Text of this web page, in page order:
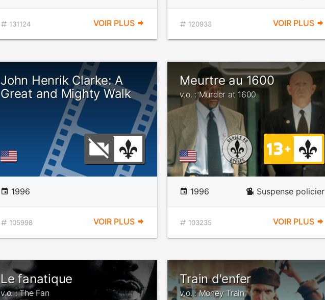
131124 VOIR PLUS 120933 VOIR PLUS
John Henrik Clarke: A
Great and Mighty Walk
1996
105998 VOIR PLUS
Meurtre au 1600
v.o. : Murder at 1600
1996 Suspense policier
103235 VOIR PLUS
Le fanatique
v.o. : The Fan
Train d'enfer
v.o. : Money Train